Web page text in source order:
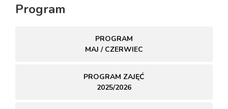
Program
PROGRAM
MAJ / CZERWIEC
PROGRAM ZAJĘĆ
2025/2026